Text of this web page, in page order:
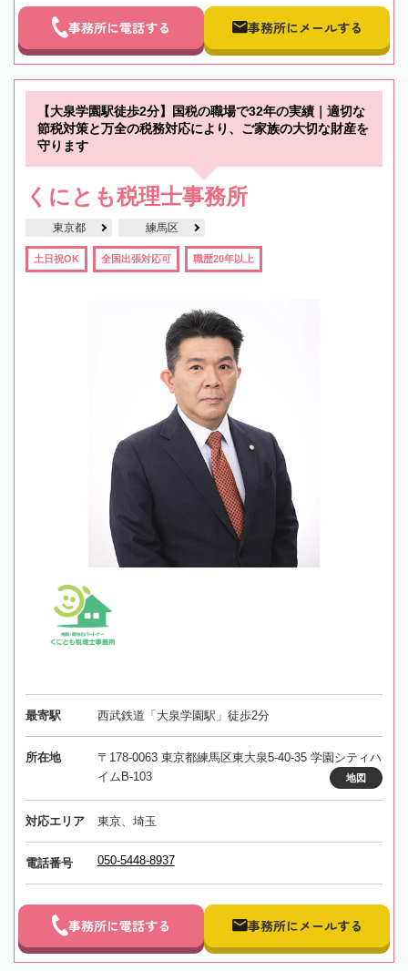
事務所に電話する 事務所にメールする
【大泉学園駅徒歩2分】国税の職場で32年の実績｜適切な
節税対策と万全の税務対応により、ご家族の大切な財産を
守ります
くにとも税理士事務所
東京都 練馬区
土日祝OK 全国出張対応可 職歴20年以上
最寄駅 西武鉄道「大泉学園駅」徒歩2分
所在地
〒178-0063 東京都練馬区東大泉5-40-35 学園シティハ
イムB-103
地図
対応エリア 東京、埼玉
電話番号 050-5448-8937
事務所に電話する 事務所にメールする